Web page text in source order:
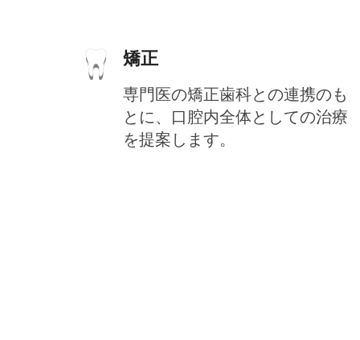
矯正
専門医の矯正歯科との連携のも
とに、口腔内全体としての治療
を提案します。